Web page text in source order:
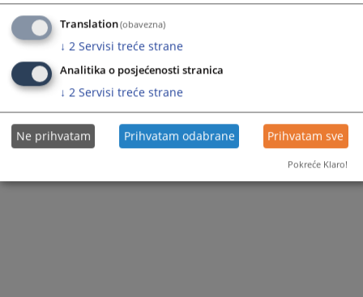
get
the
keyboard
shortcuts
for
changing
get
for
Translation(obavezna)
↓ 2 Servisi treće strane
Analitika o posjećenosti stranica
↓ 2 Servisi treće strane
Ne prihvatam Prihvatam odabrane Prihvatam sve
Pokreće Klaro!